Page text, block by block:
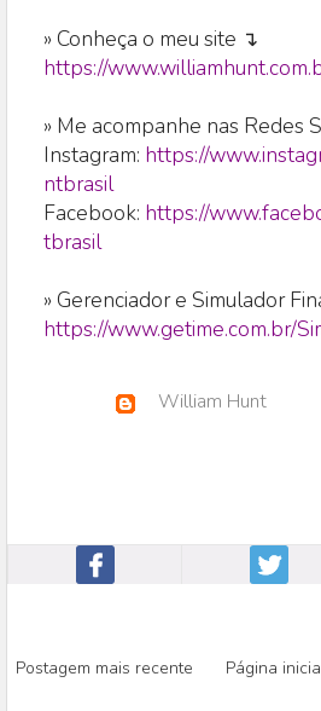
» Conheça o meu site ↴
https://
» Me acompanhe nas Redes
Instagram: https://
ntbrasil
Facebook: https://
tbrasil
» Gerenciador e Simulador
https://www.getime.com.br/
William Hunt
Postagem mais recente Página